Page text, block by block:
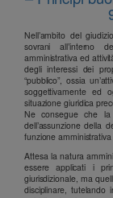
Nell’ambito del
sovrani all’interno
amministrativa ed
degli interessi dei
“pubblico”, ossia
soggettivamente ed
situazione giuridica
Ne consegue che
dell’assunzione della
funzione
Attesa la natura
essere applicati i
giurisdizionale, ma
disciplinare, tutelando